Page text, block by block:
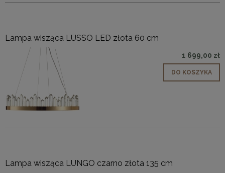
Lampa wisząca LUSSO LED złota 60 cm
1 699,00 zł
DO KOSZYKA
Lampa wisząca LUNGO czarno złota 135 cm